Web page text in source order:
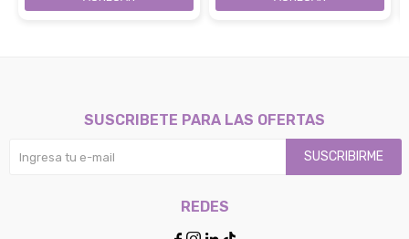
SUSCRIBETE PARA LAS OFERTAS
SUSCRIBIRME
REDES